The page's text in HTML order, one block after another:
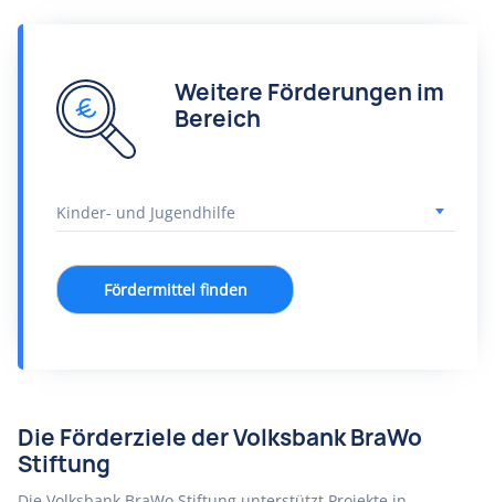
Weitere Förderungen im
Bereich
Fördermittel finden
Die Förderziele der Volksbank BraWo
Stiftung